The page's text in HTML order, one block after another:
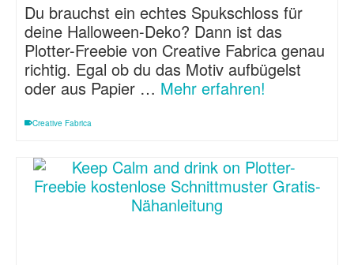
Du brauchst ein echtes Spukschloss für
deine Halloween-Deko? Dann ist das
Plotter-Freebie von Creative Fabrica genau
richtig. Egal ob du das Motiv aufbügelst
oder aus Papier … Mehr erfahren!
Creative Fabrica